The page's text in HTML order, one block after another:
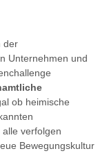
der
Unternehmen und
ob heimische
verfolgen
Bewegungskultur